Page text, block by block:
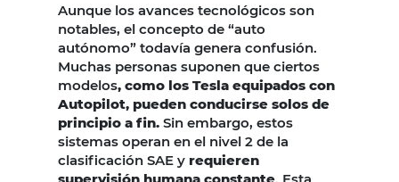
Aunque los avances tecnológicos son
notables, el concepto de “auto
autónomo” todavía genera confusión.
Muchas personas suponen que ciertos
modelos, como los Tesla equipados con
Autopilot, pueden conducirse solos de
principio a fin. Sin embargo, estos
sistemas operan en el nivel 2 de la
clasificación SAE y requieren